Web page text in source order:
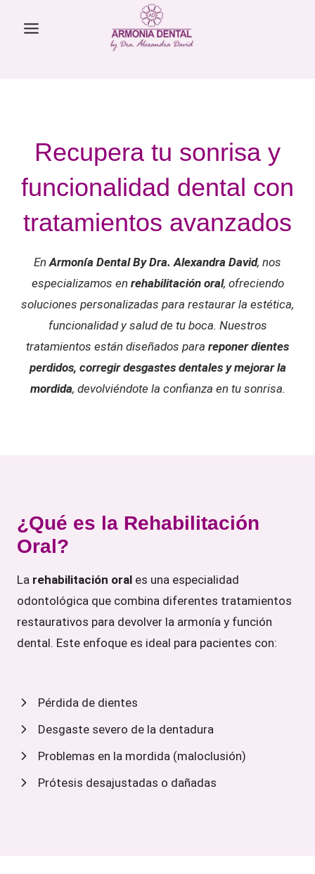
Recupera tu sonrisa y
funcionalidad dental con
tratamientos avanzados
EnArmonía Dental By Dra. Alexandra David, nos
especializamos en rehabilitación oral, ofreciendo
soluciones personalizadas para restaurar la estética,
funcionalidad y salud de tu boca. Nuestros
tratamientos están diseñados para reponer dientes
perdidos, corregir desgastes dentales y mejorar la
mordida, devolviéndote la confianza en tu sonrisa.
¿Qué es la Rehabilitación
Oral?
La rehabilitación oral es una especialidad
odontológica que combina diferentes tratamientos
restaurativos para devolver la armonía y función
dental. Este enfoque es ideal para pacientes con:
Pérdida de dientes
Desgaste severo de la dentadura
Problemas en la mordida (maloclusión)
Prótesis desajustadas o dañadas